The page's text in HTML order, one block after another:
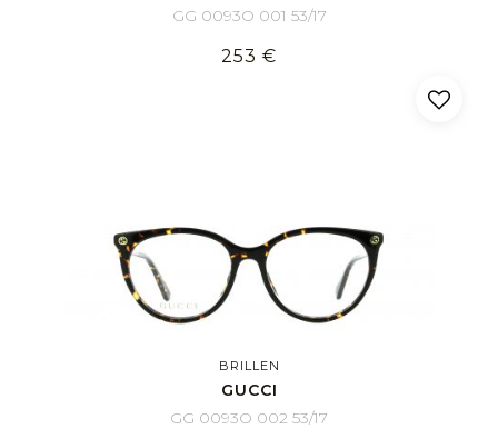
GG 0093O 001 53/17
253 €
BRILLEN
GUCCI
GG 0093O 002 53/17